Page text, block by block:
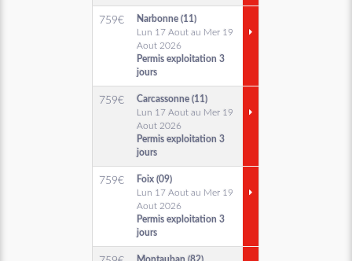
759€
Narbonne (11)
Lun 17 Aout au Mer 19
Aout 2026
Permis exploitation 3
jours
759€
Carcassonne (11)
Lun 17 Aout au Mer 19
Aout 2026
Permis exploitation 3
jours
759€
Foix (09)
Lun 17 Aout au Mer 19
Aout 2026
Permis exploitation 3
jours